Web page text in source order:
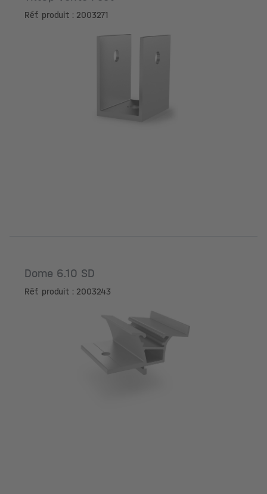
Réf. produit : 2003271
Dome 6.10 SD
Réf. produit : 2003243